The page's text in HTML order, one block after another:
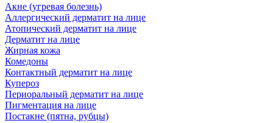
Акне (угревая болезнь)
Аллергический дерматит на лице
Атопический дерматит на лице
Дерматит на лице
Жирная кожа
Комедоны
Контактный дерматит на лице
Купероз
Периоральный дерматит на лице
Пигментация на лице
Постакне (пятна, рубцы)